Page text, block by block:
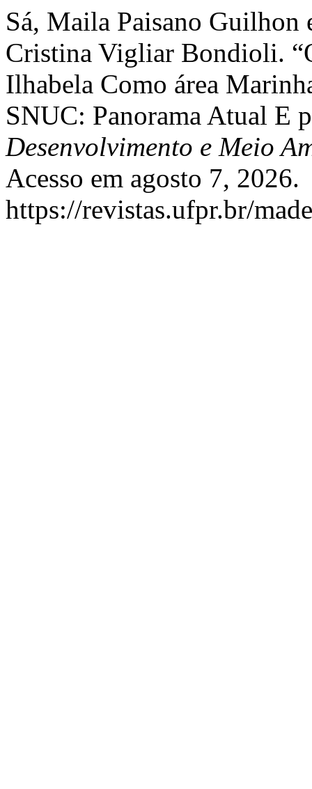
Sá, Maila Paisano Guilhon
Cristina Vigliar Bondioli.
Ilhabela Como área
SNUC: Panorama Atual E
Desenvolvimento e Meio
Acesso em agosto 7, 2026.
https://revistas.ufpr.br/